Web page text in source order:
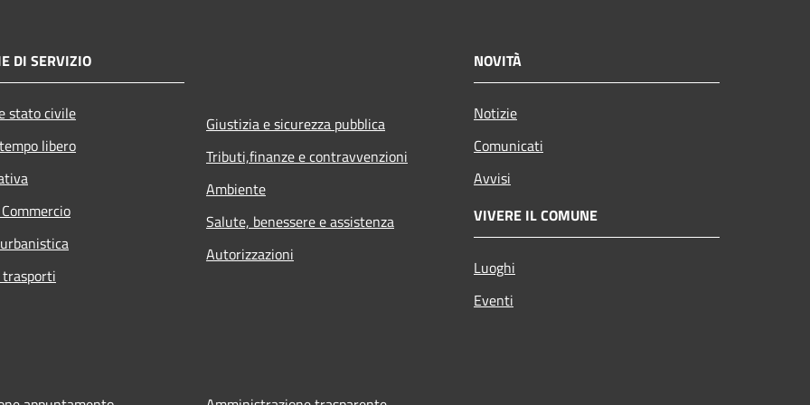
DI SERVIZIO
stato civile
libero
Giustizia e sicurezza pubblica
Tributi,finanze e contravvenzioni
Ambiente
Salute, benessere e assistenza
Autorizzazioni
NOVITÀ
Notizie
Comunicati
Avvisi
VIVERE IL COMUNE
Luoghi
Eventi